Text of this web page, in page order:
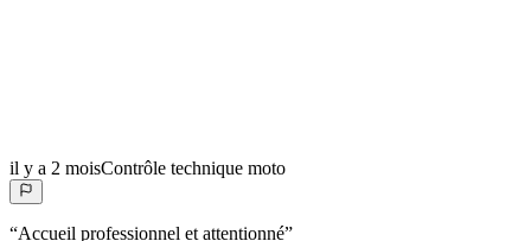
il y a 2 moisContrôle technique moto
“Accueil professionnel et attentionné”